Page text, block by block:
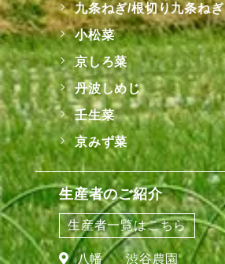
九条ねぎ/根切り九条ねぎ
小松菜
京しろ菜
丹波しめじ
壬生菜
京みず菜
生産者のご紹介
生産者一覧はこちら
八幡 渋谷農園